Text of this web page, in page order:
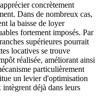
concrètement
Dans de nombreux cas,
la baisse de loyer
fortement imposés. Par
supérieures pourrait
locatives se trouve
réalisée, améliorant ainsi
particulièrement
un levier d'optimisation
déjà dans leurs